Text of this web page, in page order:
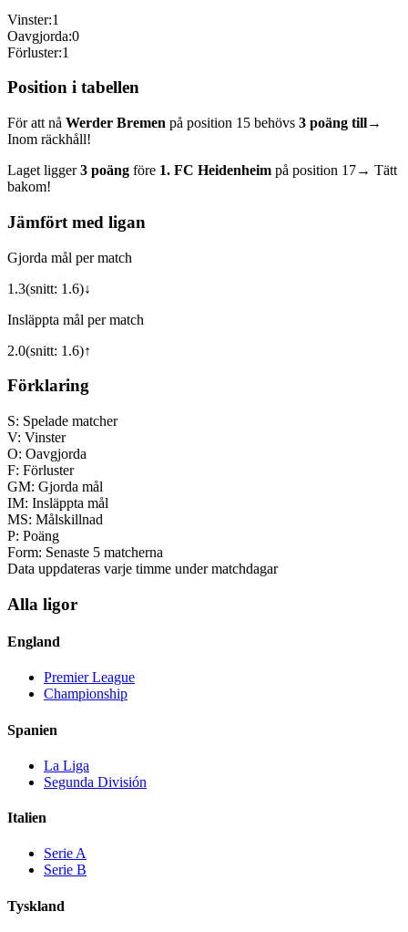
Vinster:1
Oavgjorda:0
Förluster:1
Position i tabellen
För att nå Werder Bremen på position 15 behövs 3 poäng till→
Inom räckhåll!
Laget ligger3 poäng före 1. FC Heidenheim på position 17→ Tätt
bakom!
Jämfört med ligan
Gjorda mål per match
1.3(snitt: 1.6)↓
Insläppta mål per match
2.0(snitt: 1.6)↑
Förklaring
S: Spelade matcher
V: Vinster
O: Oavgjorda
F: Förluster
GM: Gjorda mål
IM: Insläppta mål
MS: Målskillnad
P: Poäng
Form: Senaste 5 matcherna
Data uppdateras varje timme under matchdagar
Alla ligor
England
Premier League
Championship
Spanien
La Liga
Segunda División
Italien
Serie A
Serie B
Tyskland